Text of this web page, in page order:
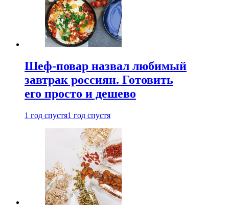
Шеф-повар назвал любимый
завтрак россиян. Готовить
его просто и дешево
1 год спустя1 год спустя